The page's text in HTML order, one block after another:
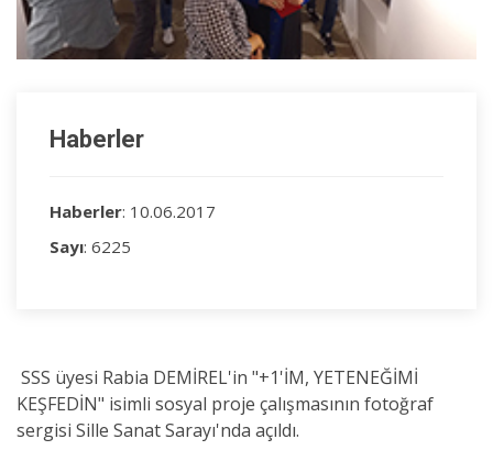
Haberler
Haberler: 10.06.2017
Sayı: 6225
SSS üyesi Rabia DEMİREL'in "+1'İM, YETENEĞİMİ
KEŞFEDİN" isimli sosyal proje çalışmasının fotoğraf
sergisi Sille Sanat Sarayı'nda açıldı.